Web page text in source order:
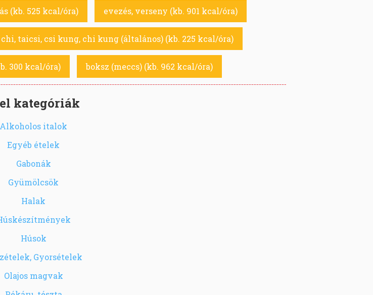
(kb. 525 kcal/óra) evezés, verseny (kb. 901 kcal/óra)
taicsi, csi kung, chi kung (általános) (kb. 225 kcal/óra)
300 kcal/óra) boksz (meccs) (kb. 962 kcal/óra)
kategóriák
Alkoholos italok
Egyéb ételek
Gabonák
Gyümölcsök
Halak
Húsok
Gyorsételek
Olajos magvak